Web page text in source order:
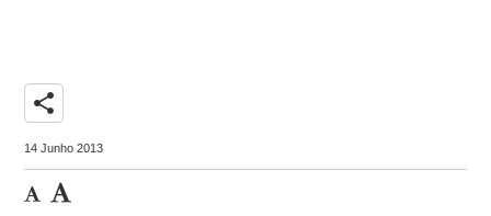
share
14 Junho 2013